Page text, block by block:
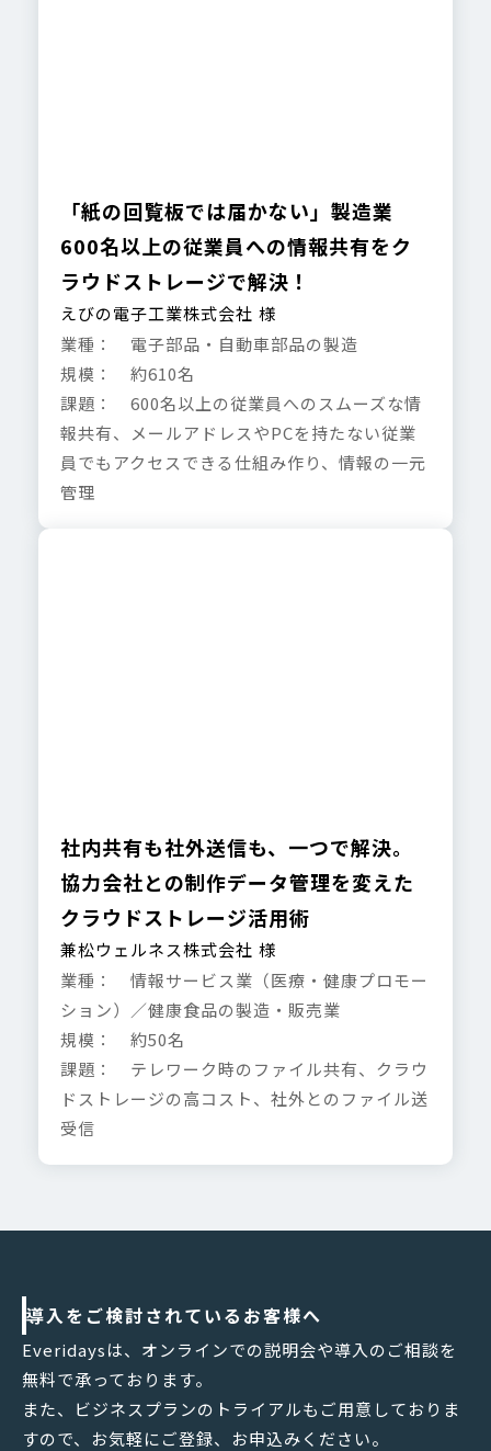
「紙の回覧板では届かない」製造業
600名以上の従業員への情報共有をク
ラウドストレージで解決！
えびの電子工業株式会社 様
業種： 電子部品・自動車部品の製造
規模： 約610名
課題： 600名以上の従業員へのスムーズな情
報共有、メールアドレスやPCを持たない従業
員でもアクセスできる仕組み作り、情報の一元
管理
社内共有も社外送信も、一つで解決。
協力会社との制作データ管理を変えた
クラウドストレージ活用術
兼松ウェルネス株式会社 様
業種： 情報サービス業（医療・健康プロモー
ション）／健康食品の製造・販売業
規模： 約50名
課題： テレワーク時のファイル共有、クラウ
ドストレージの高コスト、社外とのファイル送
受信
導入をご検討されているお客様へ
Everidaysは、オンラインでの説明会や導入のご相談を
無料で承っております。
また、ビジネスプランのトライアルもご用意しておりま
すので、お気軽にご登録、お申込みください。